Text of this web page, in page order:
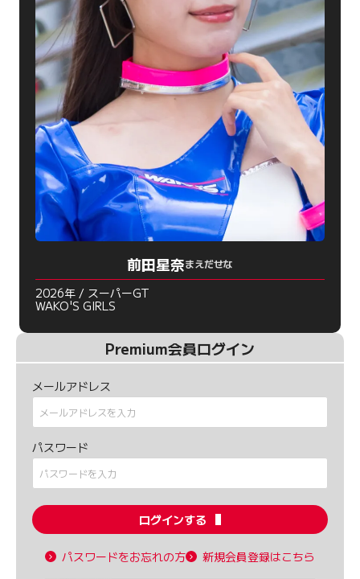
前田星奈まえだせな
2026年 / スーパーGT
WAKO'S GIRLS
Premium会員ログイン
メールアドレス
パスワード
ログインする
パスワードをお忘れの方 新規会員登録はこちら